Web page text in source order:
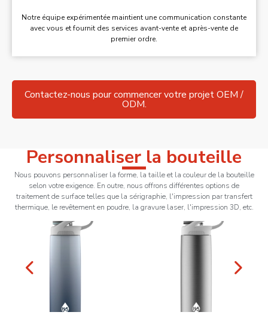
Notre équipe expérimentée maintient une communication constante
avec vous et fournit des services avant-vente et après-vente de
premier ordre.
Contactez-nous pour commencer votre projet OEM /
ODM.
Personnaliser la bouteille
Nous pouvons personnaliser la forme, la taille et la couleur de la bouteille
selon votre exigence. En outre, nous offrons différentes options de
traitement de surface telles que la sérigraphie, l'impression par transfert
thermique, le revêtement en poudre, la gravure laser, l'impression 3D, etc.